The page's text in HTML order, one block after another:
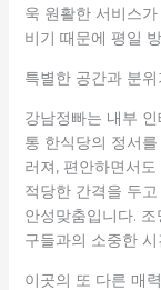
욱 원활한 서비스
비기 때문에 평일
특별한 공간과 분위
강남정빠는 내부
통 한식당의 정서
러져, 편안하면서
적당한 간격을 두
안성맞춤입니다.
구들과의 소중한
이곳의 또 다른 매